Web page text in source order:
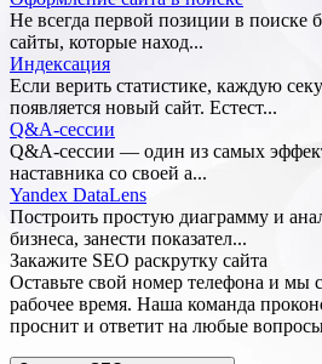
Не всегда первой позиции в поиске
сайты, которые наход...
Индексация
Если верить статистике, каждую
появляется новый сайт. Естест...
Q&A-сессии
Q&A-сессии — один из самых
наставника со своей а...
Yandex DataLens
Построить простую диаграмму и
бизнеса, занести показател...
Закажите SEO раскрутку сайта
Оставьте свой номер телефона и мы
рабочее время. Наша команда
проснит и ответит на любые